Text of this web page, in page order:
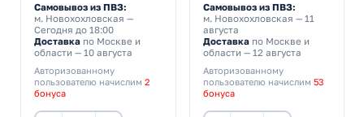
Самовывоз из ПВЗ:
м. Новохохловская —
Сегодня до 18:00
Доставка по Москве и
области — 10 августа
Авторизованному
пользователю начислим 2
бонуса
Самовывоз из ПВЗ:
м. Новохохловская — 11
августа
Доставкапо Москве и
области — 12 августа
Авторизованному
пользователю начислим 53
бонуса